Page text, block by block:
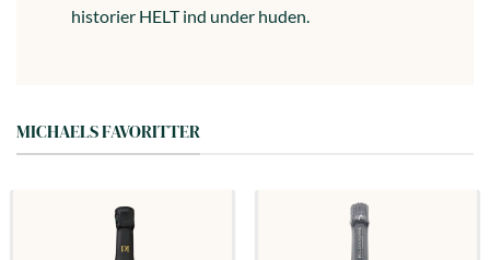
historier HELT ind under huden.
MICHAELS FAVORITTER